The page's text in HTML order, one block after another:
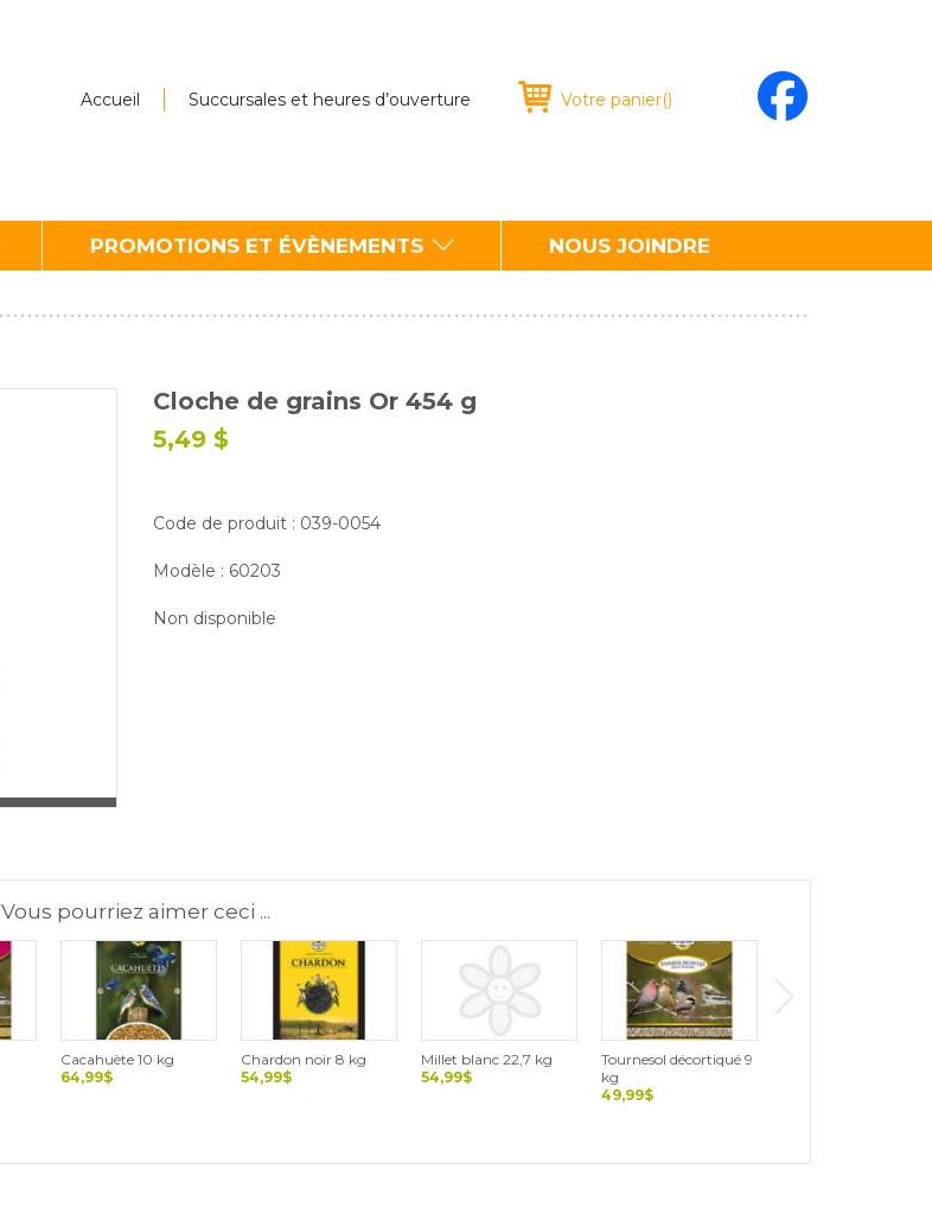
Accueil Succursales et heures d’ouverture Votre panier()
PROMOTIONS ET ÉVÈNEMENTS NOUS JOINDRE
Cloche de grains Or 454 g
5,49 $
Code de produit : 039-0054
Modèle : 60203
Non disponible
Vous pourriez aimer ceci ...
Cacahuète 10 kg
64,99$
Chardon noir 8 kg
54,99$
Millet blanc 22,7 kg
54,99$
Tournesol décortiqué 9
kg
49,99$